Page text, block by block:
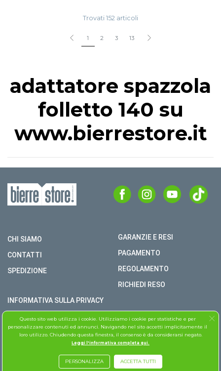
Trovati 152 articoli
1 2 3 13
adattatore spazzola
folletto 140 su
www.bierrestore.it
CHI SIAMO
CONTATTI
SPEDIZIONE
GARANZIE E RESI
PAGAMENTO
REGOLAMENTO
RICHIEDI RESO
INFORMATIVA SULLA PRIVACY
COPYRIGHT © BIERRE STORE S.R.L. P.I. 02979990609
TUTTI I DIRITTI RISERVATI
ASSISTENZA FOLLETTO
Questo sito web utilizza i cookie. Utilizziamo i cookie per statistiche e per
personalizzare contenuti ed annunci. Navigando nel sito accetti implicitamente il
loro utilizzo. Chiudendo questa finestra, il consenso è da considerarsi negato.
Leggi l'informativa completa qui.
PERSONALIZZA ACCETTA TUTTI